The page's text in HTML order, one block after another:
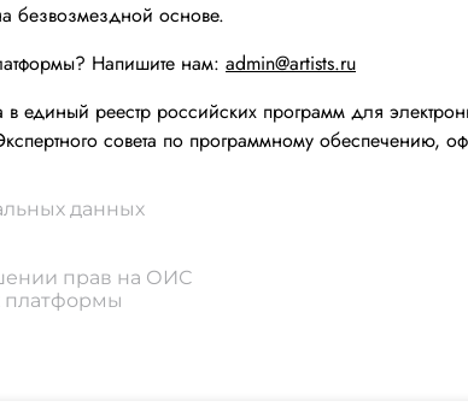
безвозмездной основе.
Напишите нам: admin@artists.ru
реестр российских программ для
совета по программному обеспечению,
данных
прав на ОИС
платформы